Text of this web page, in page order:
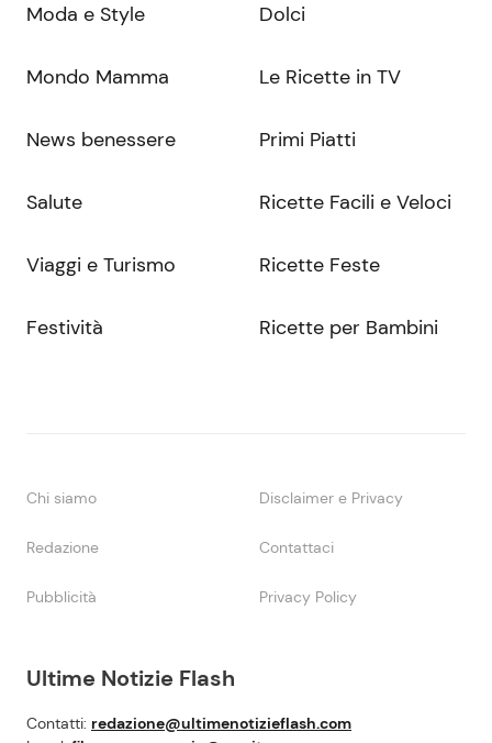
Ultime Notizie Flash
Contatti: redazione@ultimenotizieflash.com
Moda e Style
Mondo Mamma
News benessere
Salute
Viaggi e Turismo
Festività
Dolci
Le Ricette in TV
Primi Piatti
Ricette Facili e Veloci
Ricette Feste
Ricette per Bambini
Chi siamo Disclaimer e Privacy
Redazione Contattaci
Pubblicità Privacy Policy